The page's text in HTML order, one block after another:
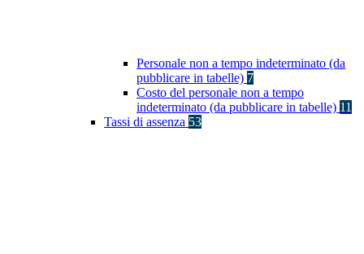
Personale non a tempo indeterminato (da
pubblicare in tabelle) 7
Costo del personale non a tempo
indeterminato (da pubblicare in tabelle) 11
Tassi di assenza 53